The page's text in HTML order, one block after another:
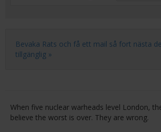
Bevaka Rats och få ett mail så fort nästa
tillgänglig »
When five nuclear warheads level London,
believe the worst is over. They are wrong.